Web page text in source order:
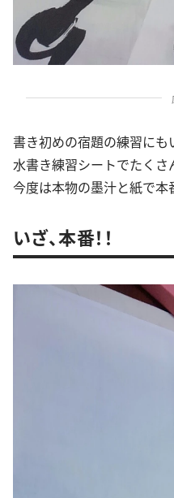
書き初めの宿題の練習にも
水書き練習シートでたくさ
今度は本物の墨汁と紙で本
いざ、本番！！